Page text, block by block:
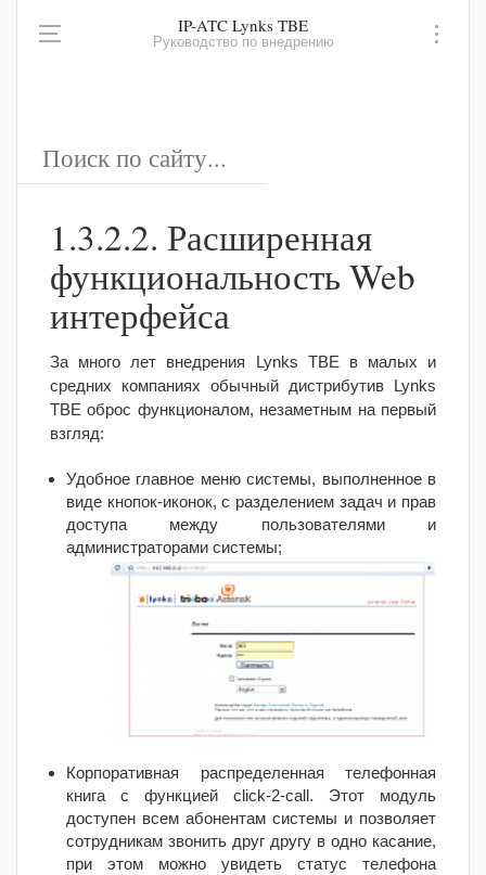
IP-ATC Lynks TBE
Руководство по внедрению
1.3.2.2. Расширенная
функциональность Web
интерфейса
За много лет внедрения Lynks TBE в малых и
средних компаниях обычный дистрибутив Lynks
TBE оброс функционалом, незаметным на первый
взгляд:
Удобное главное меню системы, выполненное в
виде кнопок-иконок, с разделением задач и прав
доступа между пользователями и
администраторами системы;
Корпоративная распределенная телефонная
книга с функцией click-2-call. Этот модуль
доступен всем абонентам системы и позволяет
сотрудникам звонить друг другу в одно касание,
при этом можно увидеть статус телефона